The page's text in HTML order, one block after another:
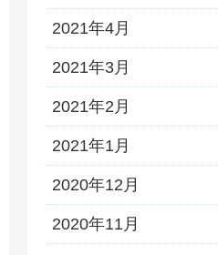
2021年4月
2021年3月
2021年2月
2021年1月
2020年12月
2020年11月